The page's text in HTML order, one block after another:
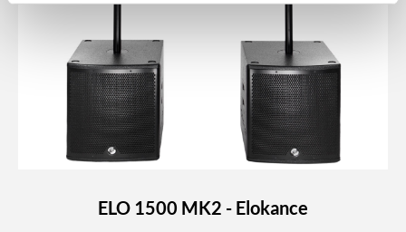
ELO 1500 MK2 - Elokance